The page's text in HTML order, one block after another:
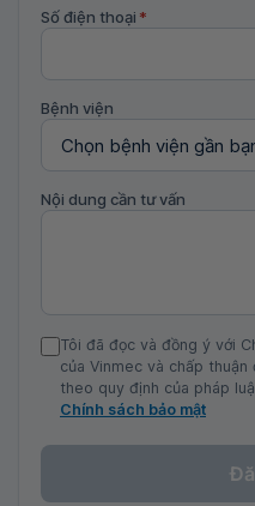
Số điện thoại *
Bệnh viện
Nội dung cần tư vấn
Tôi đã đọc và đồng ý với
của Vinmec và chấp
theo quy định của pháp
Chính sách bảo mật